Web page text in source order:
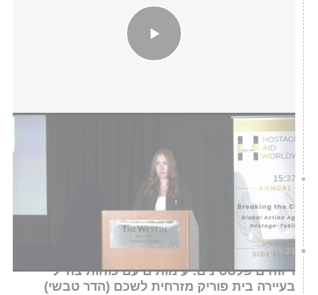
הנאום הקשה של נעמה לוי: "רצתי מבית לבית תחת אש, בתנאי
מחייה מחרידים, היו ימים ללא גישה לשירותים"
החטופים
15:37
שם המבצע של חמאס נגד מרכבות גדעון ב' וכיבוש
העיר עזה: "מטה משה"(ברוך ידיד)
15:21
דיווחים פלסטינים: עימותים עם כוחות צה"ל
בעיירה בית פוריק מזרחית לשכם (הדר טבשי)